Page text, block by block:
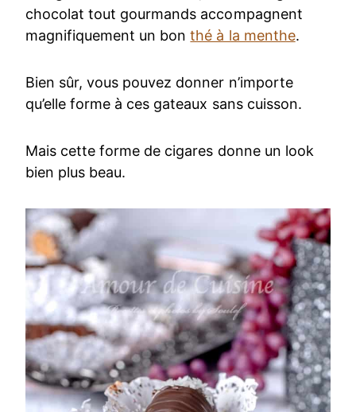
chocolat tout gourmands accompagnent
magnifiquement un bonthé à la menthe.
Bien sûr, vous pouvez donner n’importe
qu’elle forme à ces gateaux sans cuisson.
Mais cette forme de cigares donne un look
bien plus beau.